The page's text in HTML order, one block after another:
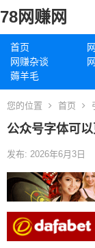
78网赚网
首页
网赚杂谈
薅羊毛
您的位置 首页
公众号字体可
发布: 2026年6月3日